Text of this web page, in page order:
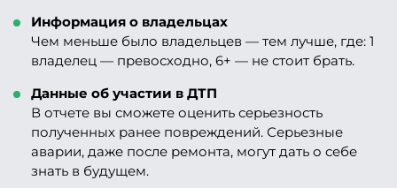
Информация о владельцах
Чем меньше было владельцев — тем лучше, где: 1
владелец — превосходно, 6+ — не стоит брать.
Данные об участии в ДТП
В отчете вы сможете оценить серьезность
полученных ранее повреждений. Серьезные
аварии, даже после ремонта, могут дать о себе
знать в будущем.